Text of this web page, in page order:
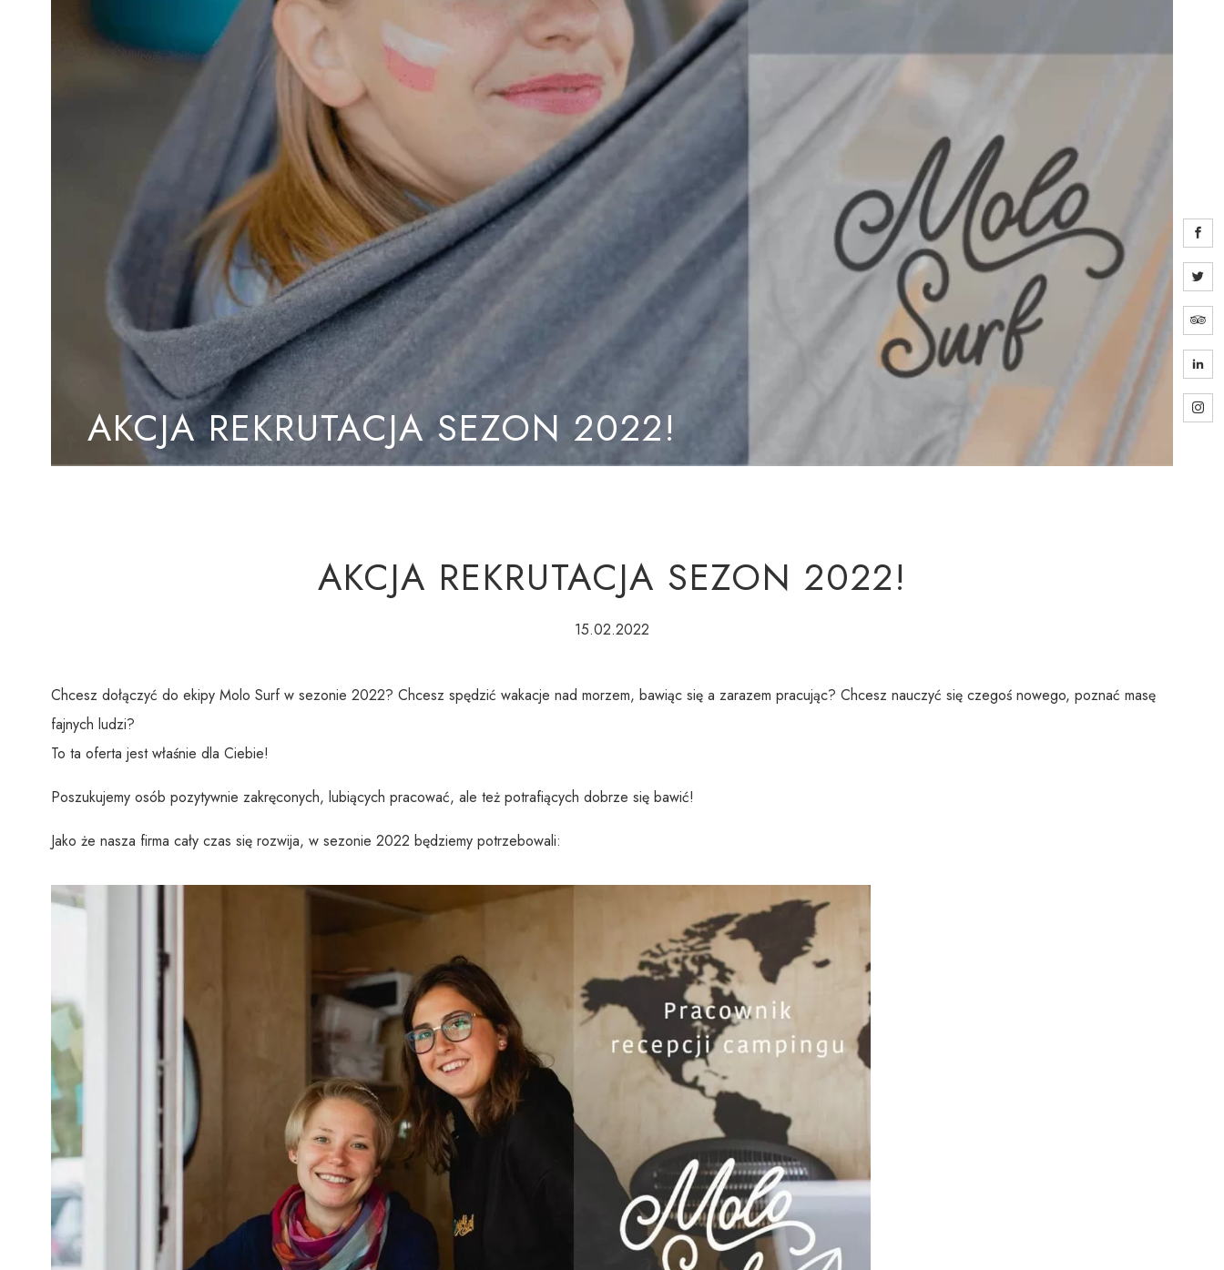
AKCJA REKRUTACJA SEZON 2022!
AKCJA REKRUTACJA SEZON 2022!
15.02.2022
Chcesz dołączyć do ekipy Molo Surf w sezonie 2022? Chcesz spędzić wakacje nad morzem, bawiąc się a zarazem pracując? Chcesz nauczyć się czegoś nowego, poznać masę
fajnych ludzi?
To ta oferta jest właśnie dla Ciebie!
Poszukujemy osób pozytywnie zakręconych, lubiących pracować, ale też potrafiących dobrze się bawić!
Jako że nasza firma cały czas się rozwija, w sezonie 2022 będziemy potrzebowali: